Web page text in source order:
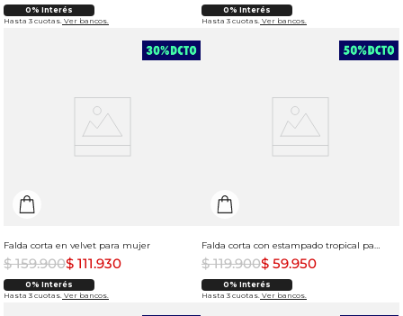
0% Interés
Hasta 3 cuotas. Ver bancos.
0% Interés
Hasta 3 cuotas. Ver bancos.
Falda corta en velvet para mujer
$ 159.900$ 111.930
0% Interés
Hasta 3 cuotas. Ver bancos.
Falda corta con estampado tropical para mujer
$ 119.900$ 59.950
0% Interés
Hasta 3 cuotas. Ver bancos.